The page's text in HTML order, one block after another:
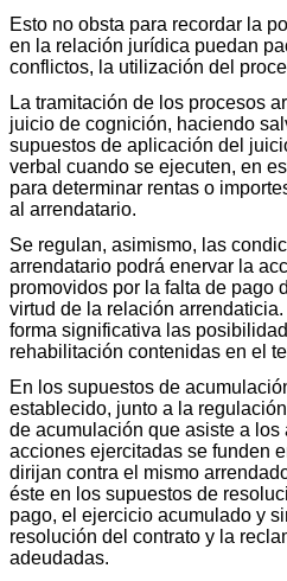
Esto no obsta para recordar la
en la relación jurídica puedan
conflictos, la utilización del
La tramitación de los procesos
juicio de cognición, haciendo
supuestos de aplicación del
verbal cuando se ejecuten, en
para determinar rentas o
al arrendatario.
Se regulan, asimismo, las
arrendatario podrá enervar la
promovidos por la falta de pago
virtud de la relación
forma significativa las
rehabilitación contenidas en el
En los supuestos de
establecido, junto a la
de acumulación que asiste a
acciones ejercitadas se funden
dirijan contra el mismo
éste en los supuestos de
pago, el ejercicio acumulado y
resolución del contrato y la
adeudadas.